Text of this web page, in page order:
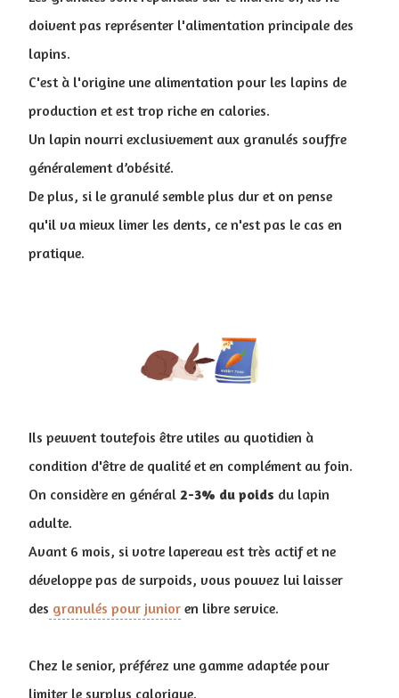
doivent pas représenter l'alimentation principale des
lapins.
C'est à l'origine une alimentation pour les lapins de
production et est trop riche en calories.
Un lapin nourri exclusivement aux granulés souffre
généralement d’obésité.
De plus, si le granulé semble plus dur et on pense
qu'il va mieux limer les dents, ce n'est pas le cas en
pratique.
Ils peuvent toutefois être utiles au quotidien à
condition d'être de qualité et en complément au foin.
On considère en général 2-3% du poids du lapin
adulte.
Avant 6 mois, si votre lapereau est très actif et ne
développe pas de surpoids, vous pouvez lui laisser
des granulés pour junior en libre service.
Chez le senior, préférez une gamme adaptée pour
limiter le surplus calorique.